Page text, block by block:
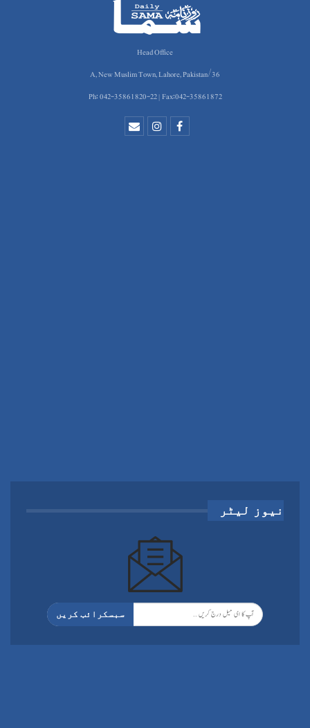
Head Office
36/A, New Muslim Town, Lahore, Pakistan
Ph: 042-35861820-22 | Fax:042-35861872
نیوز لیٹر
سبسکرائب کریں